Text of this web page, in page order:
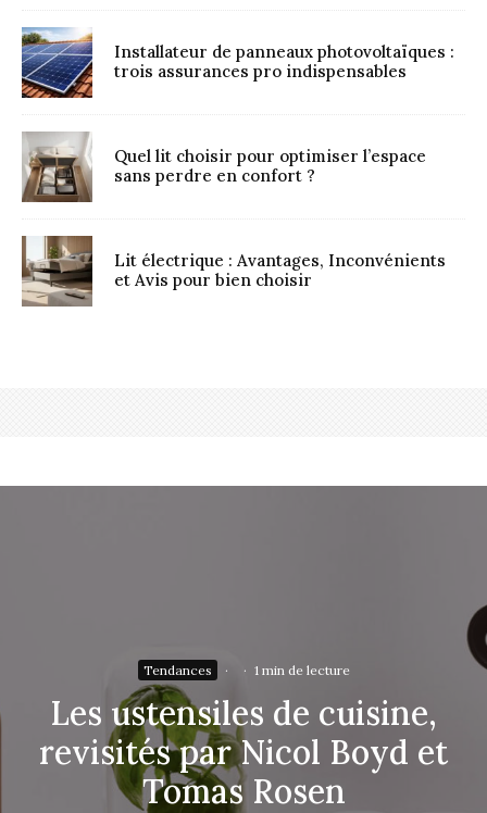
Installateur de panneaux photovoltaïques :
trois assurances pro indispensables
Quel lit choisir pour optimiser l’espace
sans perdre en confort ?
Lit électrique : Avantages, Inconvénients
et Avis pour bien choisir
Tendances · · 1 min de lecture
Les ustensiles de cuisine,
revisités par Nicol Boyd et
Tomas Rosen